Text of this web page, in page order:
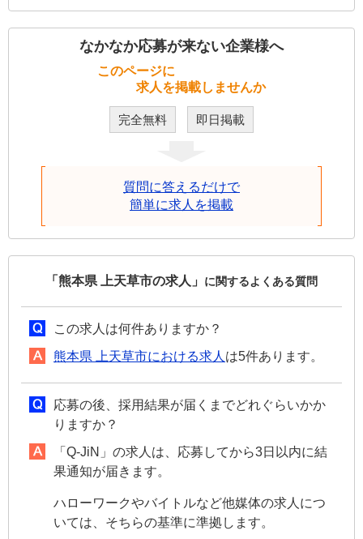
なかなか応募が来ない企業様へ
このページに
求人を掲載しませんか
完全無料 即日掲載
質問に答えるだけで
簡単に求人を掲載
「熊本県 上天草市の求人」 に関するよくある質問
この求人は何件ありますか？
熊本県 上天草市における求人 は5件あります。
応募の後、採用結果が届くまでどれぐらいかか
りますか？
「Q-JiN」の求人は、応募してから3日以内に結
果通知が届きます。
ハローワークやバイトルなど他媒体の求人につ
いては、そちらの基準に準拠します。